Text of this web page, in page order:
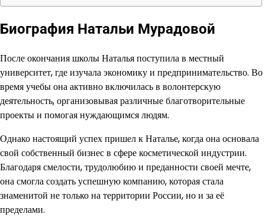
Биография Натальи Мурадовой
После окончания школы Наталья поступила в местный
университет, где изучала экономику и предпринимательство. Во
время учебы она активно включилась в волонтерскую
деятельность, организовывая различные благотворительные
проекты и помогая нуждающимся людям.
Однако настоящий успех пришел к Наталье, когда она основала
свой собственный бизнес в сфере косметической индустрии.
Благодаря смелости, трудолюбию и преданности своей мечте,
она смогла создать успешную компанию, которая стала
знаменитой не только на территории России, но и за её
пределами.